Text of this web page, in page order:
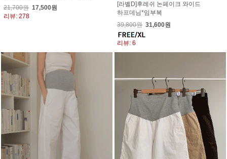
21,700원 17,500원
리뷰: 278
[라벨D]후레쉬 논페이크 와이드
하프데님*임부복
39,800원 31,600원
리뷰: 6